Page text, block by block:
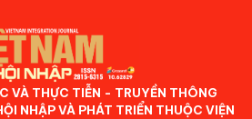
VÀ THỰC TIỄN - TRUYỀN THÔNG
NHẬP VÀ PHÁT TRIỂN THUỘC VIỆN